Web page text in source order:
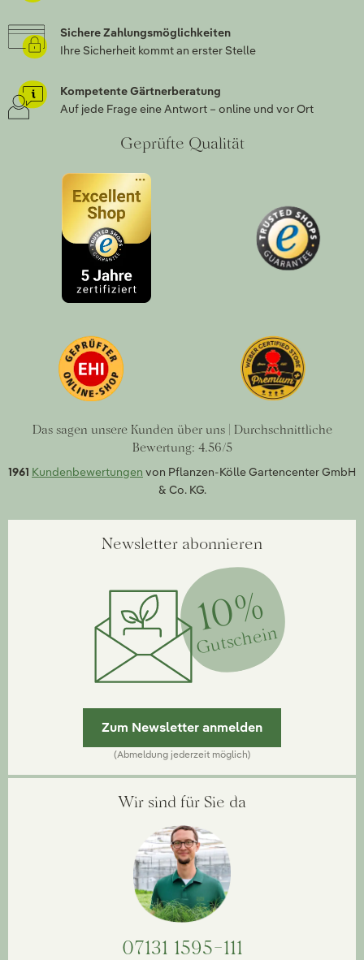
Sichere Zahlungsmöglichkeiten
Ihre Sicherheit kommt an erster Stelle
Kompetente Gärtnerberatung
Auf jede Frage eine Antwort – online und vor Ort
Geprüfte Qualität
Das sagen unsere Kunden über uns | Durchschnittliche
Bewertung: 4.56/5
1961 Kundenbewertungen von Pflanzen-Kölle Gartencenter GmbH
& Co. KG.
Newsletter abonnieren
10%
Gutschein
Zum Newsletter anmelden
(Abmeldung jederzeit möglich)
Wir sind für Sie da
07131 1595-111